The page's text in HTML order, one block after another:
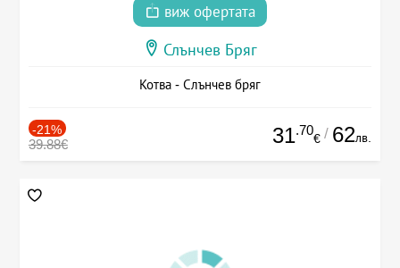
виж офертата
Слънчев Бряг
Котва - Слънчев бряг
-21%
39.88€ 31.70
€ / 62лв.